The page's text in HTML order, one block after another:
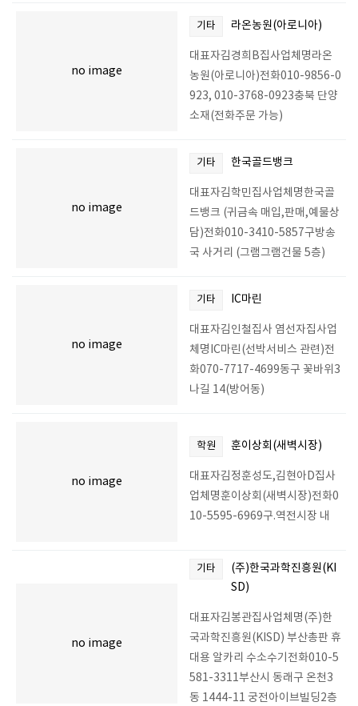
no image
기타 라온농원(아로니아)
대표자김경희B집사업체명라온
농원(아로니아)전화010-9856-0
923, 010-3768-0923충북 단양
소재(전화주문 가능)
no image
기타 한국골드뱅크
대표자김학민집사업체명한국골
드뱅크 (귀금속 매입,판매,예물상
담)전화010-3410-5857구방송
국 사거리 (그램그램건물 5층)
no image
기타 IC마린
대표자김인철집사 염선자집사업
체명IC마린(선박서비스 관련)전
화070-7717-4699동구 꽃바위3
나길 14(방어동)
no image
학원 훈이상회(새벽시장)
대표자김정훈성도,김현아D집사
업체명훈이상회(새벽시장)전화0
10-5595-6969구.역전시장 내
no image
기타
(주)한국과학진흥원(KI
SD)
대표자김봉관집사업체명(주)한
국과학진흥원(KISD) 부산총판 휴
대용 알카리 수소수기전화010-5
581-3311부산시 동래구 온천3
동 1444-11 궁전아이브빌딩2층